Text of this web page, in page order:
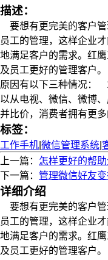
描述：
要想有更完美的客户管
员工的管理，这样企业
地满足客户的需求。红
及员工更好的管理客户
原因有以下三种情况：
以从电视、微信、微博
并比价，消费者拥有更
标签：
工作手机 微信管理系统
上一篇： 怎样更好的帮
下一篇： 管理微信好友
详细介绍
要想有更完美的客户管
员工的管理，这样企业
地满足客户的需求。红
及员工更好的管理客户。